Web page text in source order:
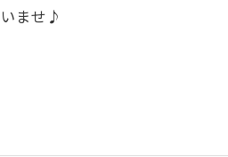
いませ♪